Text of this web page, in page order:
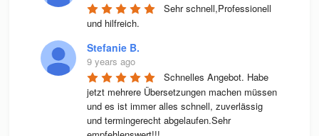
Sehr schnell,Professionell
und hilfreich.
Stefanie B.
9 years ago
Schnelles Angebot. Habe
jetzt mehrere Übersetzungen machen müssen
und es ist immer alles schnell, zuverlässig
und termingerecht abgelaufen.Sehr